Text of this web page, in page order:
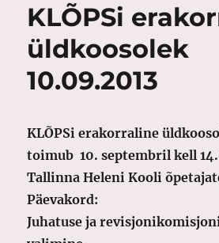
KLÕPSi
üldkoosolek
10.09.2013
KLÕPSi erakorraline
toimub 10. septembril kell
Tallinna Heleni Kooli
Päevakord:
Juhatuse ja